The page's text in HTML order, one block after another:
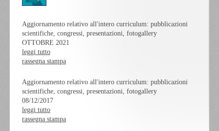
Aggiornamento relativo all'intero curriculum: pubblicazioni
scientifiche, congressi, presentazioni, fotogallery
OTTOBRE 2021
leggi tutto
rassegna stampa
Aggiornamento relativo all'intero curriculum: pubblicazioni
scientifiche, congressi, presentazioni, fotogallery
08/12/2017
leggi tutto
rassegna stampa